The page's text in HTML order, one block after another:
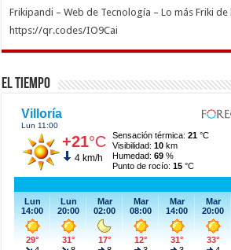
Frikipandi – Web de Tecnología – Lo más Friki de
https://qr.codes/IO9Cai
El Tiempo